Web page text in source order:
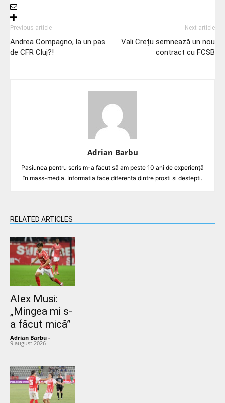
Previous article
Andrea Compagno, la un pas
de CFR Cluj?!
Next article
Vali Crețu semnează un nou
contract cu FCSB
Adrian Barbu
Pasiunea pentru scris m-a făcut să am peste 10 ani de experiență
în mass-media. Informatia face diferenta dintre prosti si destepti.
RELATED ARTICLES
Alex Musi:
„Mingea mi s-
a făcut mică”
Adrian Barbu -
9 august 2026